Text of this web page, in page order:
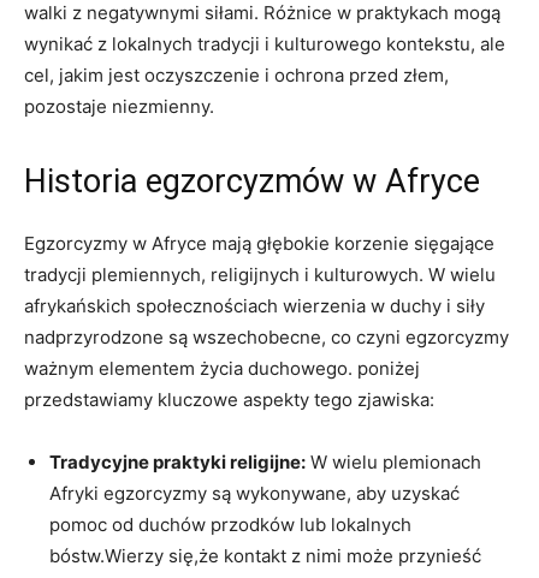
⁢walki z negatywnymi siłami. Różnice w praktykach mogą
wynikać z lokalnych tradycji i kulturowego kontekstu, ale
cel, jakim jest oczyszczenie i ochrona ​przed złem,
pozostaje niezmienny.
Historia egzorcyzmów w Afryce
Egzorcyzmy w ‍Afryce mają głębokie korzenie sięgające
tradycji plemiennych, religijnych i kulturowych.⁤ W wielu
afrykańskich społecznościach wierzenia w duchy i siły
nadprzyrodzone są wszechobecne, ‌co czyni egzorcyzmy
ważnym elementem życia duchowego. poniżej
przedstawiamy kluczowe aspekty‍ tego zjawiska:
Tradycyjne praktyki religijne: W wielu plemionach
Afryki egzorcyzmy są wykonywane, aby uzyskać
pomoc od duchów przodków⁤ lub lokalnych
bóstw.Wierzy się,że kontakt z nimi może przynieść